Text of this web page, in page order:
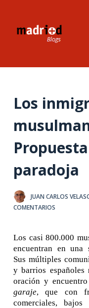
n
d
Los
paradoja
JUAN CARLOS
COMENTARIOS
Los casi 800.000
encuentran en una
Sus múltiples
y barrios
oración y
garaje, que con
comerciales,